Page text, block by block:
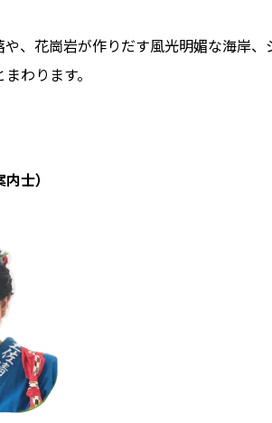
、花崗岩が作りだす風光明媚な海岸、
わります。
士）